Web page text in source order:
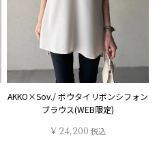
AKKO×Sov./ ボウタイリボンシフォン
ブラウス(WEB限定)
¥ 24,200 税込